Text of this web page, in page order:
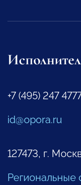
+7 (495) 247
id@opora.ru
127473, г.
Региональные